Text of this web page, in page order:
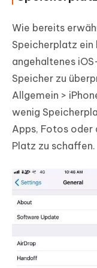
Wie bereits
Speicherplatz ein
angehaltenes
Speicher zu
Allgemein >
wenig
Apps, Fotos oder
Platz zu schaffen.